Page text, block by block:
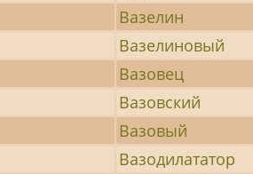
Вазелин
Вазелиновый
Вазовец
Вазовский
Вазовый
Вазодилататор